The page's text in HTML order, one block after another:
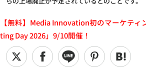
【無料】Media Innovation初のマーケティ
ting Day 2026」9/10開催！